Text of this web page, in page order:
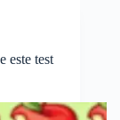
este test